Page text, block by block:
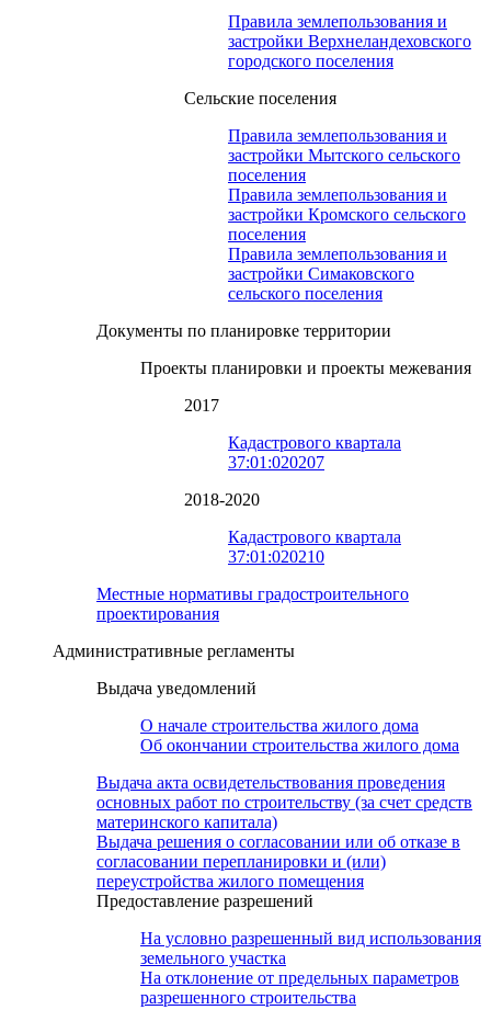
Правила землепользования и
застройки Верхнеландеховского
городского поселения
Сельские поселения
Правила землепользования и
застройки Мытского сельского
поселения
Правила землепользования и
застройки Кромского сельского
поселения
Правила землепользования и
застройки Симаковского
сельского поселения
Документы по планировке территории
Проекты планировки и проекты межевания
2017
Кадастрового квартала
37:01:020207
2018-2020
Кадастрового квартала
37:01:020210
Местные нормативы градостроительного
проектирования
Административные регламенты
Выдача уведомлений
О начале строительства жилого дома
Об окончании строительства жилого дома
Выдача акта освидетельствования проведения
основных работ по строительству (за счет средств
материнского капитала)
Выдача решения о согласовании или об отказе в
согласовании перепланировки и (или)
переустройства жилого помещения
Предоставление разрешений
На условно разрешенный вид использования
земельного участка
На отклонение от предельных параметров
разрешенного строительства